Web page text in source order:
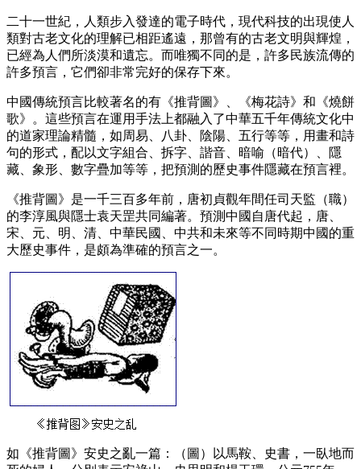
二十一世紀，人類步入發達的電子時代，現代科技的出現使人
類對古老文化的理解已相距遙遠，那曾有的古老文明與輝煌，
已經為人們所淡漠和遺忘。而唯獨不同的是，許多民族流傳的
許多預言，它們卻非常完好的保存下來。
中國傳統預言比較著名的有《推背圖》、《梅花詩》和《燒餅
歌》。這些預言在運用手法上都融入了中華五千年傳統文化中
的道家理論精髓，如周易、八卦、陰陽、五行等等，用畫和詩
句的形式，配以文字組合、拆字、諧音、暗喻（暗代）、隱
藏、象形、數字疊加等等，把預測的歷史事件隱藏在預言裡。
《推背圖》是一千三百多年前，唐初貞觀年間任司天監（職）
的李淳風與隱士袁天罡共同編著。預測中國自唐代起，唐、
宋、元、明、清、中華民國、中共和未來等不同時期中國的重
大歷史事件，是頗為準確的預言之一。
如《推背圖》安史之亂一篇：（圖）以馬鞍、史書，一臥地而